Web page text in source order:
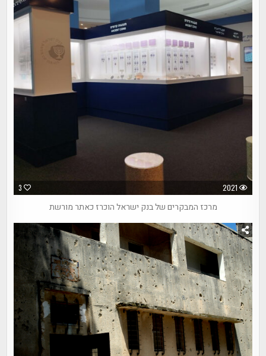
3 2021
מרכז המבקרים של בנק ישראל הוכרז כאתר מורשת